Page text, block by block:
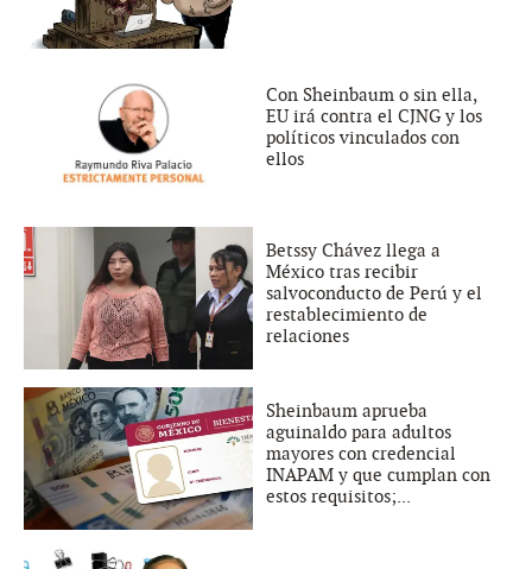
Con Sheinbaum o sin ella,
EU irá contra el CJNG y los
políticos vinculados con
ellos
Betssy Chávez llega a
México tras recibir
salvoconducto de Perú y el
restablecimiento de
relaciones
Sheinbaum aprueba
aguinaldo para adultos
mayores con credencial
INAPAM y que cumplan con
estos requisitos;...